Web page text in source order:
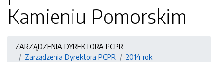
Kamieniu Pomorskim
ZARZĄDZENIA DYREKTORA PCPR
Zarządzenia Dyrektora PCPR
2014 rok